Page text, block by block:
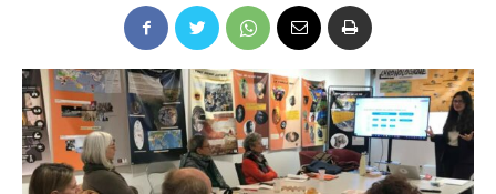
1927